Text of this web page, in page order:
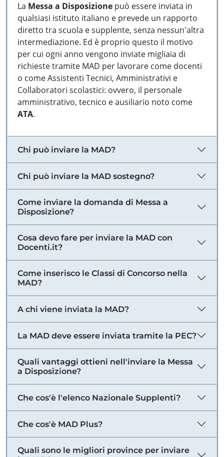
La Messa a Disposizione può essere inviata in
qualsiasi istituto italiano e prevede un rapporto
diretto tra scuola e supplente, senza nessun'altra
intermediazione. Ed è proprio questo il motivo
per cui ogni anno vengono inviate migliaia di
richieste tramite MAD per lavorare come docenti
o come Assistenti Tecnici, Amministrativi e
Collaboratori scolastici: ovvero, il personale
amministrativo, tecnico e ausiliario noto come
ATA.
Chi può inviare la MAD?
Chi può inviare la MAD sostegno?
Come inviare la domanda di Messa a
Disposizione?
Cosa devo fare per inviare la MAD con
Docenti.it?
Come inserisco le Classi di Concorso nella
MAD?
A chi viene inviata la MAD?
La MAD deve essere inviata tramite la PEC?
Quali vantaggi ottieni nell'inviare la Messa
a Disposizione?
Che cos'è l'elenco Nazionale Supplenti?
Che cos'è MAD Plus?
Quali sono le migliori province per inviare